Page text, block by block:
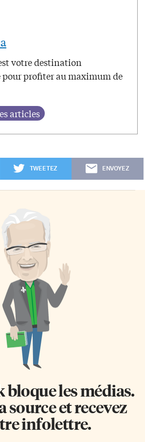
votre destination
profiter au maximum de
TWEETEZ ENVOYEZ
bloque les médias.
source et recevez
infolettre.